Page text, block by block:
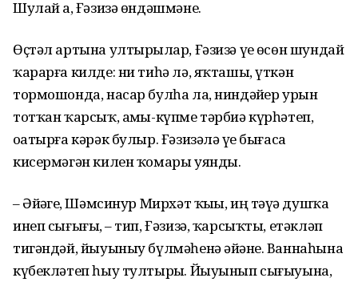
Шулай ҙа, Ғәзизә өндәшмәне.
Өҫтәл артына ултырҙылар, Ғәзизә үҙе өсөн шундай
ҡарарға килде: ни тиһә лә, яҡташы, үткән
тормошонда, насар булһа ла, ниндәйҙер урын
тотҡан ҡарсыҡ, аҙмы-күпме тәрбиә күрһәтеп,
оҙатырға кәрәк булыр. Ғәзизәлә үҙе бығаса
кисермәгән килен ҡомары уянды.
– Әйҙәгеҙ, Шәмсинур Мирхәт ҡыҙы, иң тәүҙә душҡа
инеп сығығыҙ, – тип, Ғәзизә, ҡарсыҡты, етәкләп
тигәндәй, йыуыныу бүлмәһенә әйҙәне. Ваннаһына
күбекләтеп һыу тултырҙы. Йыуынып сығыуына,